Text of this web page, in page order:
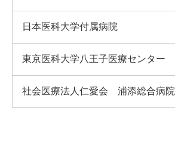
日本医科大学付属病院
東京医科大学八王子医療センター
社会医療法人仁愛会 浦添総合病院